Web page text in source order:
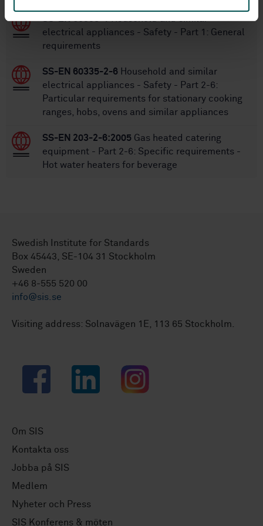
SS-EN 60335-1Household and similar
electrical appliances - Safety - Part 1: General
requirements
SS-EN 60335-2-6 Household and similar
electrical appliances - Safety - Part 2-6:
Particular requirements for stationary cooking
ranges, hobs, ovens and similar appliances
SS-EN 203-2-6:2005 Gas heated catering
equipment - Part 2-6: Specific requirements -
Hot water heaters for beverage
Swedish Institute for Standards
Box 45443, SE-104 31 Stockholm
Sweden
+46 8-555 520 00
info@sis.se
Visiting address: Solnavägen 1E, 113 65 Stockholm.
Facebook LinkedIn Instagram
Om SIS
Kontakta oss
Jobba på SIS
Medlem
Nyheter och Press
SIS Konferens & möten